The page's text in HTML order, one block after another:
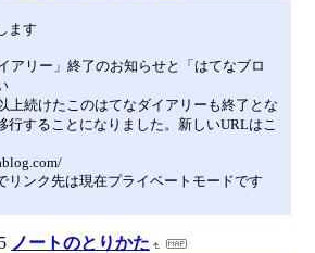
ます
アリー」終了のお知らせと「はてなブロ
上続けたこのはてなダイアリーも終了とな
行することになりました。新しいURLはこ
リンク先は現在プライベートモードです
ノートのとりかた